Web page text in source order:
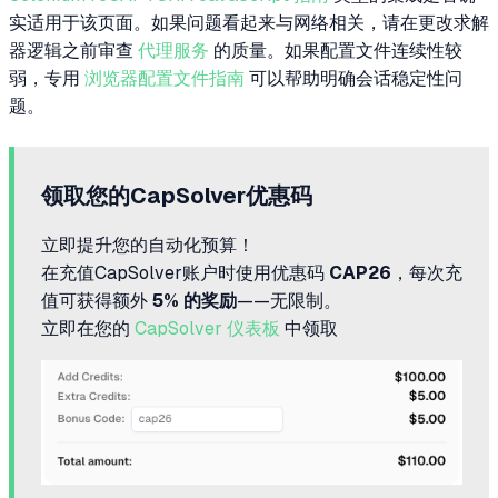
实适用于该页面。如果问题看起来与网络相关，请在更改求解
器逻辑之前审查 代理服务 的质量。如果配置文件连续性较
弱，专用 浏览器配置文件指南 可以帮助明确会话稳定性问
题。
领取您的CapSolver优惠码
立即提升您的自动化预算！
在充值CapSolver账户时使用优惠码 CAP26 ，每次充
值可获得额外 5% 的奖励——无限制。
立即在您的 CapSolver 仪表板 中领取